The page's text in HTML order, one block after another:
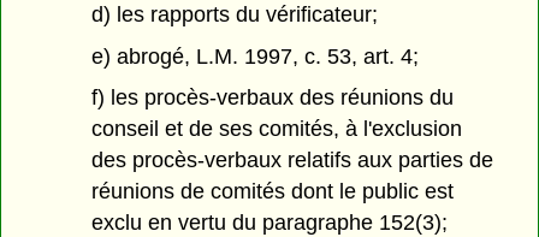
d) les rapports du vérificateur;
e) abrogé, L.M. 1997, c. 53, art. 4;
f) les procès-verbaux des réunions du
conseil et de ses comités, à l'exclusion
des procès-verbaux relatifs aux parties de
réunions de comités dont le public est
exclu en vertu du paragraphe 152(3);